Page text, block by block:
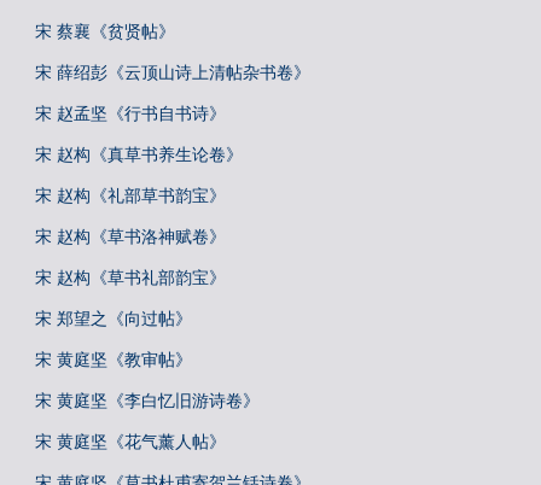
宋 蔡襄《贫贤帖》
宋 薛绍彭《云顶山诗上清帖杂书卷》
宋 赵孟坚《行书自书诗》
宋 赵构《真草书养生论卷》
宋 赵构《礼部草书韵宝》
宋 赵构《草书洛神赋卷》
宋 赵构《草书礼部韵宝》
宋 郑望之《向过帖》
宋 黄庭坚《教审帖》
宋 黄庭坚《李白忆旧游诗卷》
宋 黄庭坚《花气薰人帖》